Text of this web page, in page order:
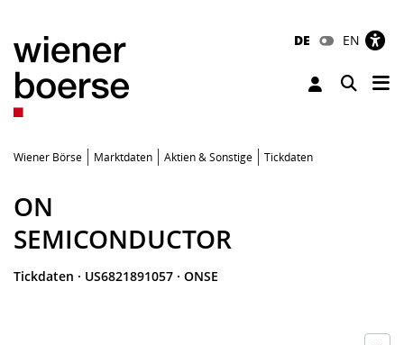
DE EN
Toggle
Wiener Börse Marktdaten Aktien & Sonstige Tickdaten
ON
SEMICONDUCTOR
Tickdaten · US6821891057 · ONSE